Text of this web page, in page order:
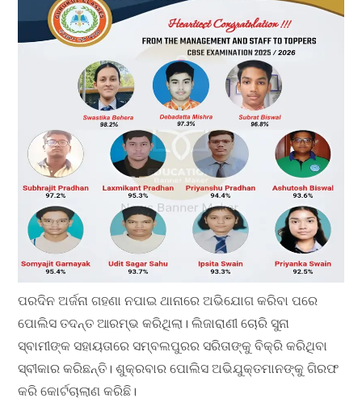
ପରଦିନ ଅର୍ଜନା ଗହଣା ନପାଇ ଥାନାରେ ଅଭିଯୋଗ କରିବା ପରେ
ପୋଲିସ ତଦନ୍ତ ଆରମ୍ଭ କରିଥିଲା। ଲିଜାରାଣୀ ଚୋରି ସୁନା
ସ୍ବାମୀଙ୍କ ସହାୟତାରେ ସମ୍ବଲପୁରର ସରିତାଙ୍କୁ ବିକ୍ରି କରିଥିବା
ସ୍ବୀକାର କରିଛନ୍ତି। ଶୁକ୍ରବାର ପୋଲିସ ଅଭିଯୁକ୍ତମାନଙ୍କୁ ଗିରଫ
କରି କୋର୍ଟଚାଲାଣ କରିଛି।